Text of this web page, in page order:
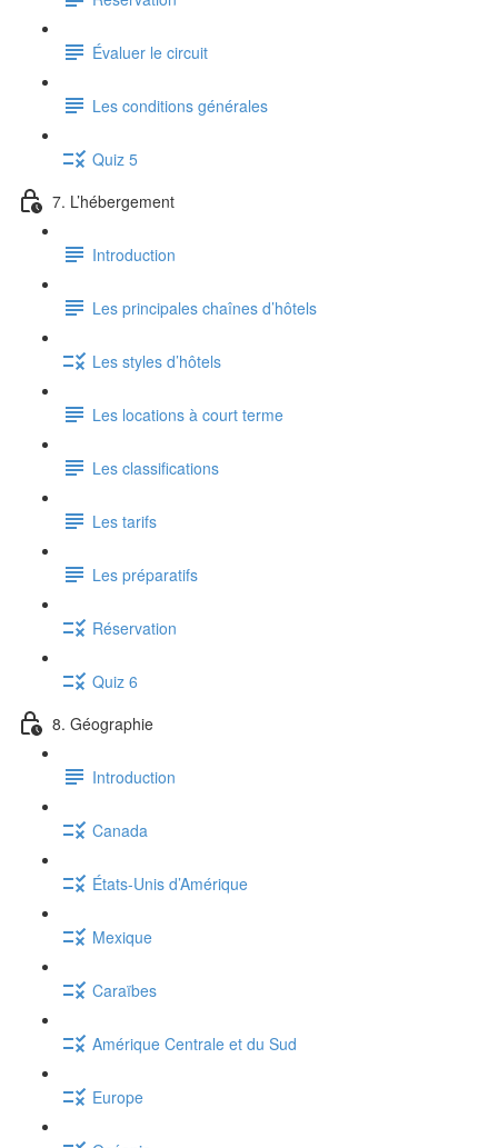
Évaluer le circuit
Les conditions générales
Quiz 5
7. L’hébergement
Introduction
Les principales chaînes d’hôtels
Les styles d’hôtels
Les locations à court terme
Les classifications
Les tarifs
Les préparatifs
Réservation
Quiz 6
8. Géographie
Introduction
Canada
États-Unis d’Amérique
Mexique
Caraïbes
Amérique Centrale et du Sud
Europe